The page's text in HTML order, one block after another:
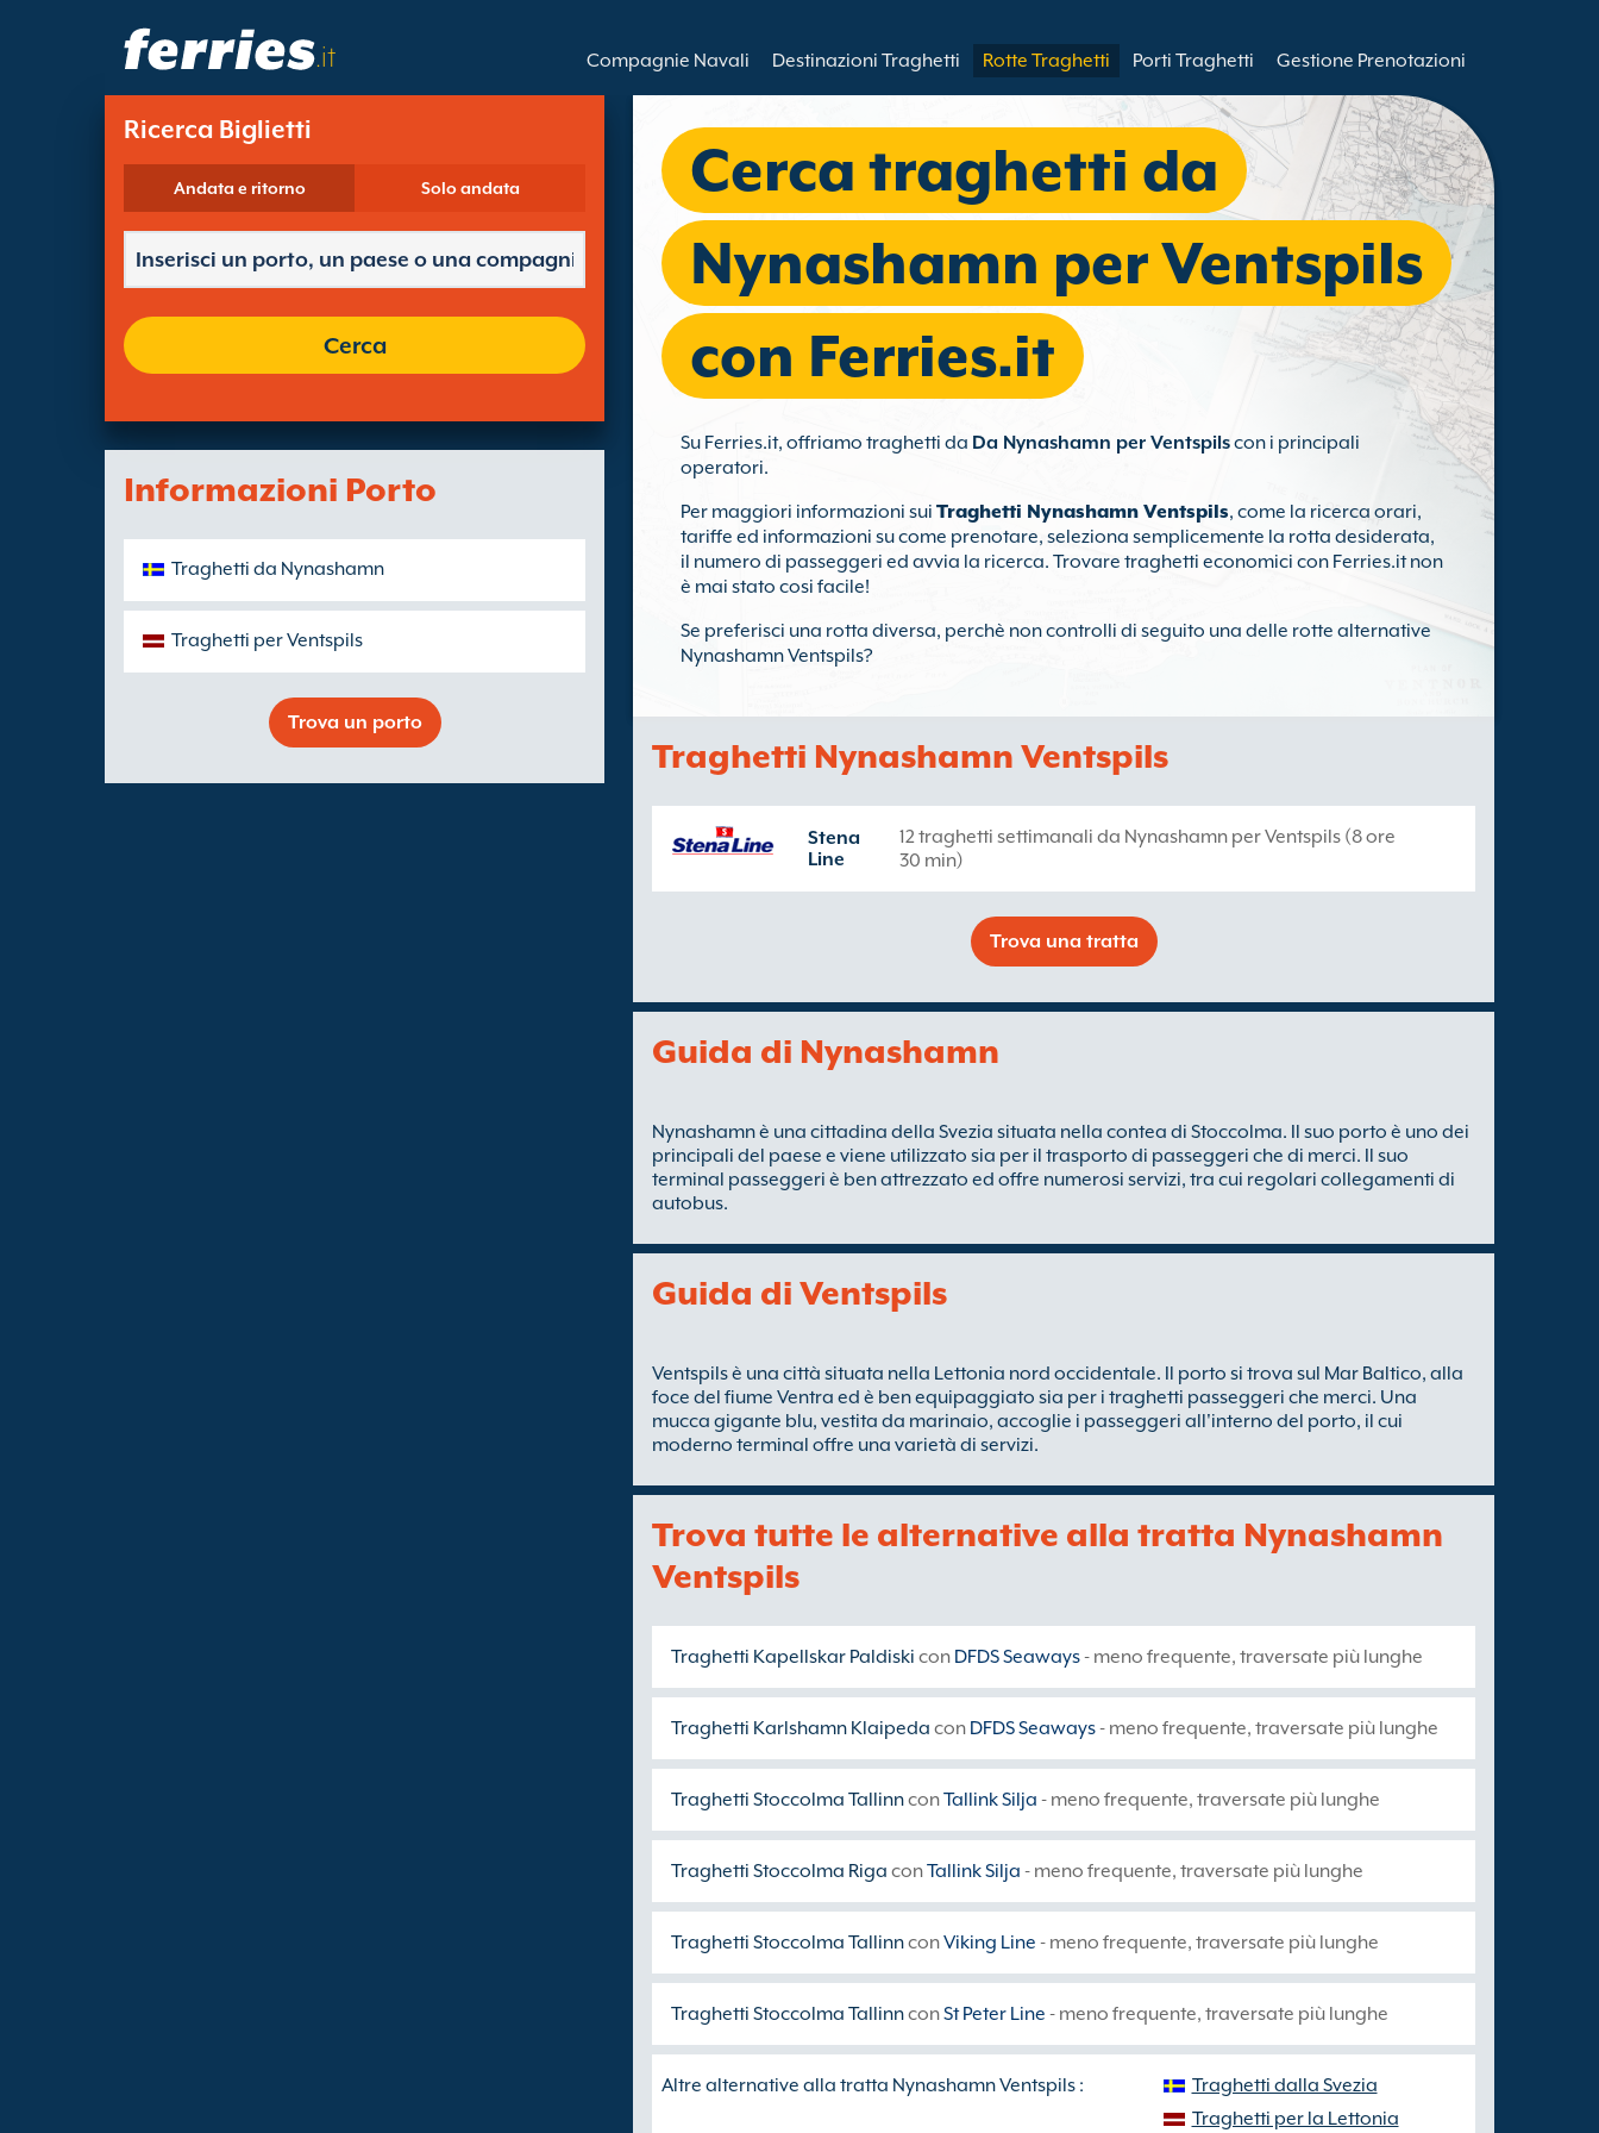
.it Compagnie Navali Destinazioni Traghetti Rotte Traghetti Porti Traghetti Gestione Prenotazioni
Ricerca Biglietti
Andata e ritorno Solo andata
Cerca
Informazioni Porto
Traghetti da Nynashamn
Traghetti per Ventspils
Trova un porto
Cerca traghetti da
Nynashamn per Ventspils
con Ferries.it
Su Ferries.it, offriamo traghetti da Da Nynashamn per Ventspilscon i principali
operatori.
Per maggiori informazioni sui Traghetti Nynashamn Ventspils, come la ricerca orari,
tariffe ed informazioni su come prenotare, seleziona semplicemente la rotta desiderata,
il numero di passeggeri ed avvia la ricerca. Trovare traghetti economici con Ferries.it non
è mai stato cosi facile!
Se preferisci una rotta diversa, perchè non controlli di seguito una delle rotte alternative
Nynashamn Ventspils?
Traghetti Nynashamn Ventspils
Stena
Line
12 traghetti settimanali da Nynashamn per Ventspils (8 ore
30 min)
Trova una tratta
Guida di Nynashamn
Nynashamn è una cittadina della Svezia situata nella contea di Stoccolma. Il suo porto è uno dei
principali del paese e viene utilizzato sia per il trasporto di passeggeri che di merci. Il suo
terminal passeggeri è ben attrezzato ed offre numerosi servizi, tra cui regolari collegamenti di
autobus.
Guida di Ventspils
Ventspils è una città situata nella Lettonia nord occidentale. Il porto si trova sul Mar Baltico, alla
foce del fiume Ventra ed è ben equipaggiato sia per i traghetti passeggeri che merci. Una
mucca gigante blu, vestita da marinaio, accoglie i passeggeri all'interno del porto, il cui
moderno terminal offre una varietà di servizi.
Trova tutte le alternative alla tratta Nynashamn
Ventspils
Traghetti Kapellskar Paldiski con DFDS Seaways- meno frequente, traversate più lunghe
Traghetti Karlshamn Klaipeda con DFDS Seaways- meno frequente, traversate più lunghe
Traghetti Stoccolma TallinnconTallink Silja - meno frequente, traversate più lunghe
Traghetti Stoccolma Riga conTallink Silja - meno frequente, traversate più lunghe
Traghetti Stoccolma TallinnconViking Line - meno frequente, traversate più lunghe
Traghetti Stoccolma TallinnconSt Peter Line - meno frequente, traversate più lunghe
Altre alternative alla tratta Nynashamn Ventspils :
Traghetti dalla Svezia
Traghetti per la Lettonia